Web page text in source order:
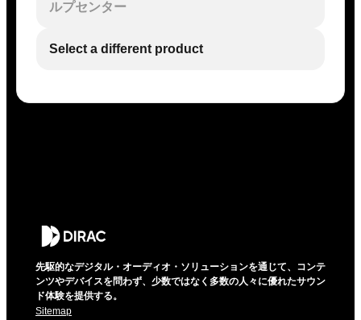
ルプセンター
Select a different product
先駆的なデジタル・オーディオ・ソリューションを通じて、コンテ
ンツやデバイスを問わず、少数ではなく多数の人々に優れたサウン
ド体験を提供する。
Sitemap